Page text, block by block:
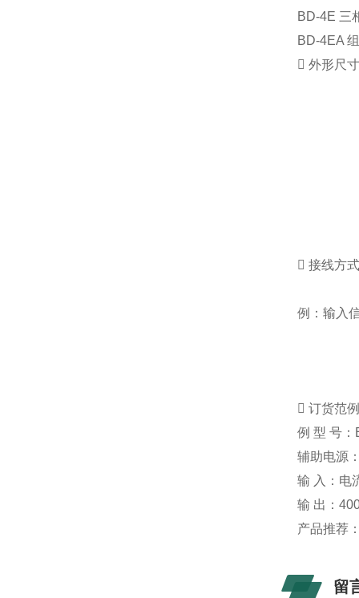
BD-4E 三
BD-4EA
外形尺
接线方
例：输入
订货范
例型号：
辅助电源
输 入：电
输 出：
产品推荐
留